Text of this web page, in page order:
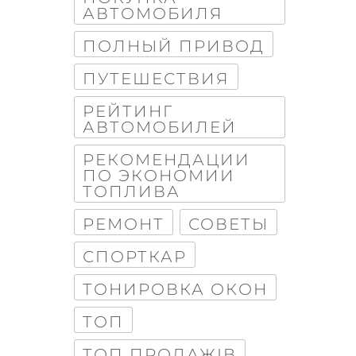
АВТОМОБИЛЯ
ПОЛНЫЙ ПРИВОД
ПУТЕШЕСТВИЯ
РЕЙТИНГ
АВТОМОБИЛЕЙ
РЕКОМЕНДАЦИИ
ПО ЭКОНОМИИ
ТОПЛИВА
РЕМОНТ
СОВЕТЫ
СПОРТКАР
ТОНИРОВКА ОКОН
ТОП